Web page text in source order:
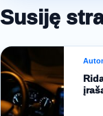
Susiję